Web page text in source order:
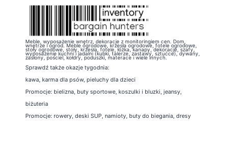
Meble, wyposażenie wnętrz, dekoracje z monitoringiem cen. Dom,
wnętrze i ogród. Meble ogrodowe, krzesła ogrodowe, fotele ogrodowe,
stoły ogrodowe, stoły, krzesła, fotele, łóżka, kanapy, dekoracje, szafy,
wyposażenie kuchni i jadalni (kubki, talerze, zastawy, sztućce), dywany,
zasłony, pościel, kołdry, poduszki, materace i wiele innych.
Sprawdź także okazje tygodnia:
kawa, karma dla psów, pieluchy dla dzieci
Promocje: bielizna, buty sportowe, koszulki i bluzki, jeansy,
biżuteria
Promocje: rowery, deski SUP, namioty, buty do biegania, dresy